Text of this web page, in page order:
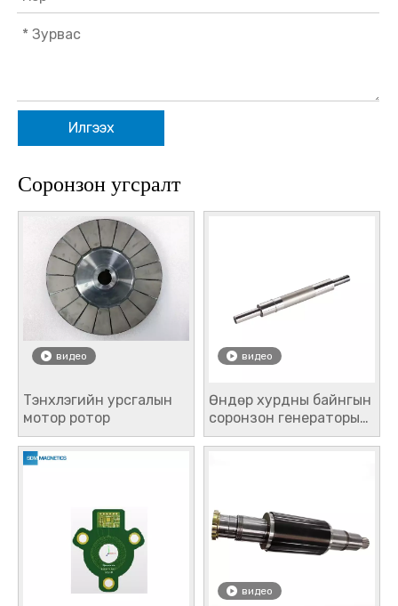
Илгээх
Соронзон угсралт
видео
Тэнхлэгийн урсгалын
мотор ротор
видео
Өндөр хурдны байнгын
соронзон генераторын
роторууд
видео